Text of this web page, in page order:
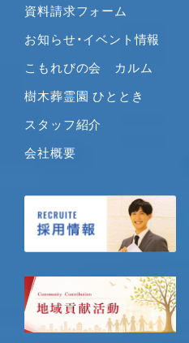
資料請求フォーム
お知らせ・イベント情報
こもれびの会 カルム
樹木葬霊園 ひととき
スタッフ紹介
会社概要